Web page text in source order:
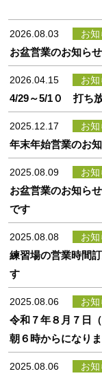
2026.08.03 お
お盆営業のお知ら
2026.04.15 お
4/29～5/1０ 打ち放
2025.12.17 お
年末年始営業のお
2025.08.09 お
お盆営業のお知ら
です
2025.08.08 お
練習場の営業時
す
2025.08.06 お
令和７年８月７日
朝６時からになり
2025.08.06 お